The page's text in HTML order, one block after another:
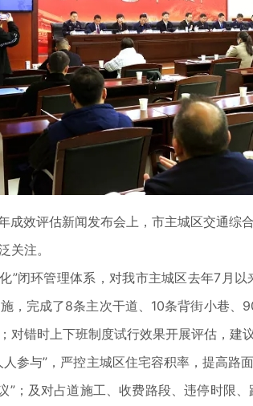
效评估新闻发布会上，市主城区交通
关注。
”闭环管理体系，对我市主城区去年7月
，完成了8条主次干道、10条背街小巷
对错时上下班制度试行效果开展评估，
参与”，严控主城区住宅容积率，提高
”；及对占道施工、收费路段、违停时限